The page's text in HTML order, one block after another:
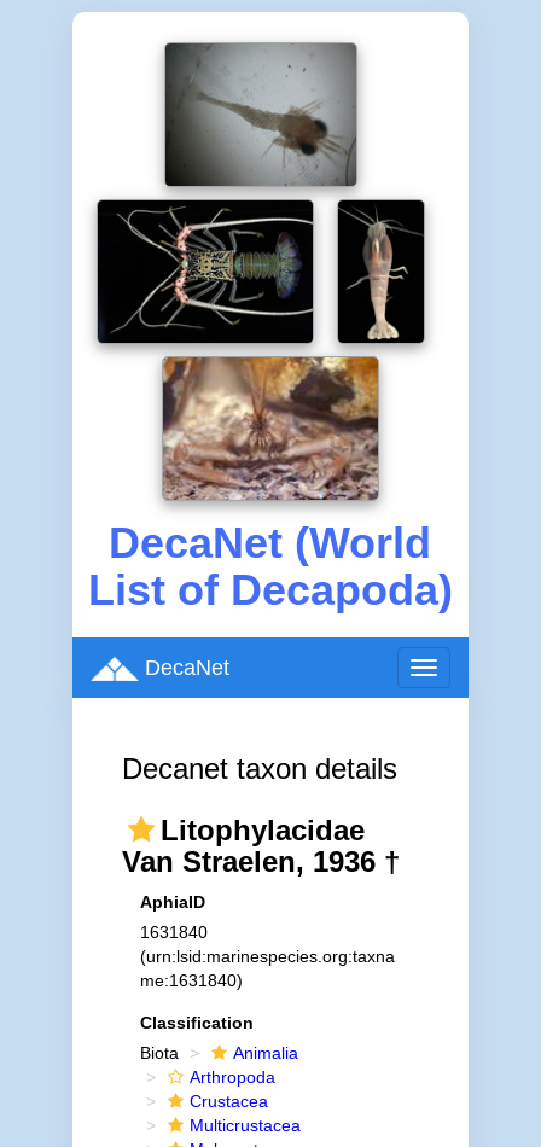
DecaNet (World
List of Decapoda)
Toggle
navigation
DecaNet
Decanet taxon details
Litophylacidae
Van Straelen, 1936 †
AphiaID
1631840
(urn:lsid:marinespecies.org:taxna
me:1631840)
Classification
Biota
Animalia
Arthropoda
Crustacea
Multicrustacea